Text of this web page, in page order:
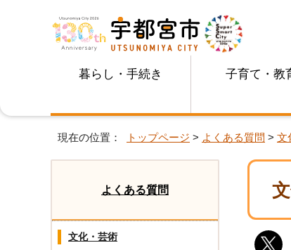
暮らし・手続き 子育て・教
現在の位置： トップページ > よくある質問 > 文
よくある質問
文化・芸術